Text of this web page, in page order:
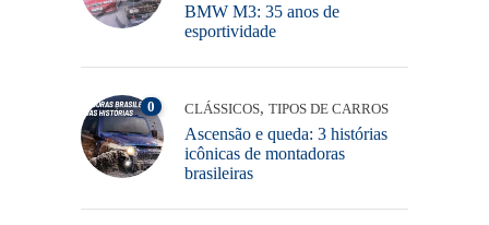
BMW M3: 35 anos de
esportividade
0 CLÁSSICOS, TIPOS DE CARROS
Ascensão e queda: 3 histórias
icônicas de montadoras
brasileiras